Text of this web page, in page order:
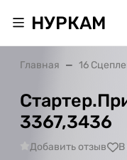
НУРКАМ
Главная 16
3367,3436
Добавить отзыв В